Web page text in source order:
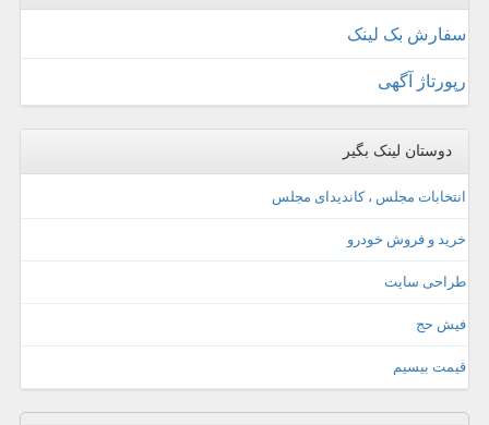
سفارش بک لینک
رپورتاژ آگهی
دوستان لینک بگیر
انتخابات مجلس ، کاندیدای مجلس
خرید و فروش خودرو
طراحی سایت
فیش حج
قیمت بیسیم